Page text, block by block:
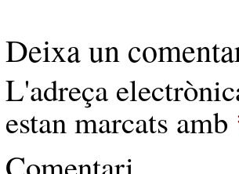
Deixa un
L'adreça
estan marcats amb